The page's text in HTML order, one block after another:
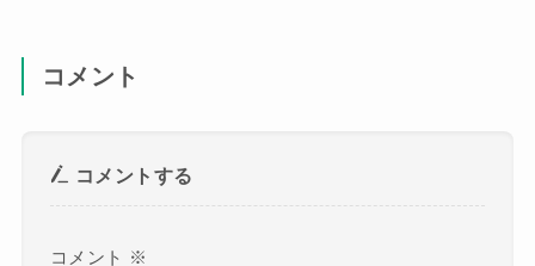
コメント
コメントする
コメント ※